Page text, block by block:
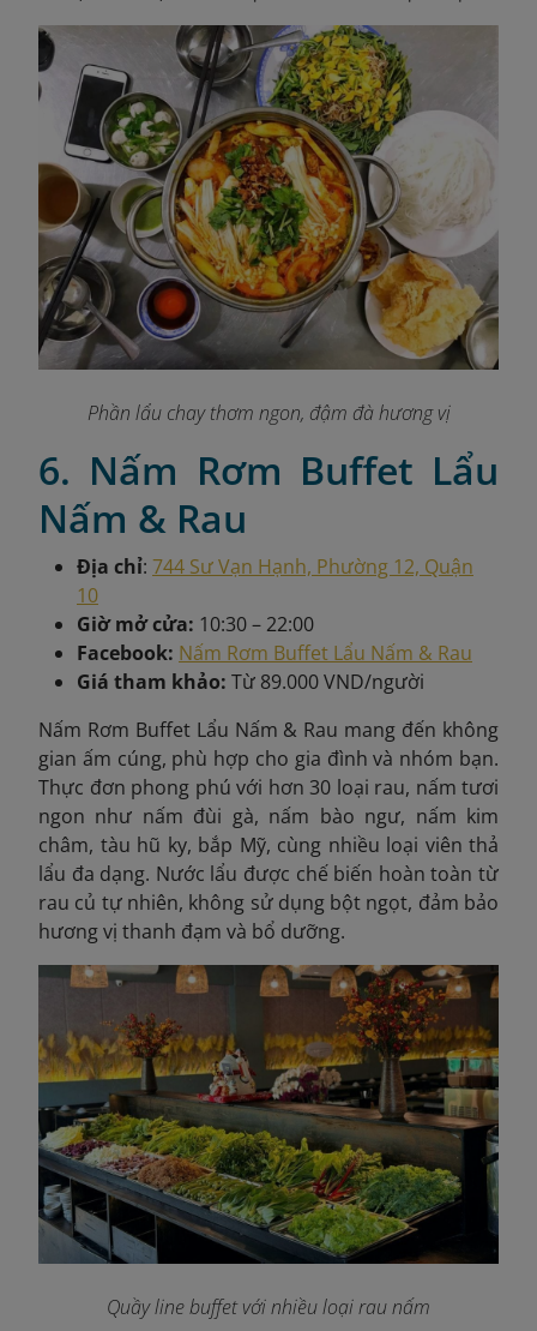
Phần lẩu chay thơm ngon, đậm đà hương vị
6. Nấm Rơm Buffet Lẩu
Nấm & Rau
Địa chỉ: 744 Sư Vạn Hạnh, Phường 12, Quận
10
Giờ mở cửa: 10:30 – 22:00
Facebook: Nấm Rơm Buffet Lẩu Nấm & Rau
Giá tham khảo: Từ 89.000 VND/người
Nấm Rơm Buffet Lẩu Nấm & Rau mang đến không
gian ấm cúng, phù hợp cho gia đình và nhóm bạn.
Thực đơn phong phú với hơn 30 loại rau, nấm tươi
ngon như nấm đùi gà, nấm bào ngư, nấm kim
châm, tàu hũ ky, bắp Mỹ, cùng nhiều loại viên thả
lẩu đa dạng. Nước lẩu được chế biến hoàn toàn từ
rau củ tự nhiên, không sử dụng bột ngọt, đảm bảo
hương vị thanh đạm và bổ dưỡng.
Quầy line buffet với nhiều loại rau nấm